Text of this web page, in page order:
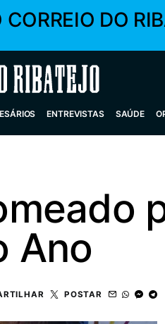
DO
ENTREVISTAS SAÚDE
Ano
POSTAR